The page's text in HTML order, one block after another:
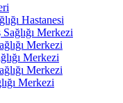
Hastanesi
Merkezi
Merkezi
Merkezi
Merkezi
Merkezi